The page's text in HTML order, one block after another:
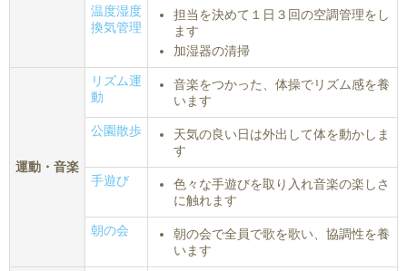
温度湿度
換気管理
担当を決めて１日３回の空調管理をし
ます
加湿器の清掃
運動・音楽
リズム運
動
音楽をつかった、体操でリズム感を養
います
公園散歩
天気の良い日は外出して体を動かしま
す
手遊び
色々な手遊びを取り入れ音楽の楽しさ
に触れます
朝の会
朝の会で全員で歌を歌い、協調性を養
います